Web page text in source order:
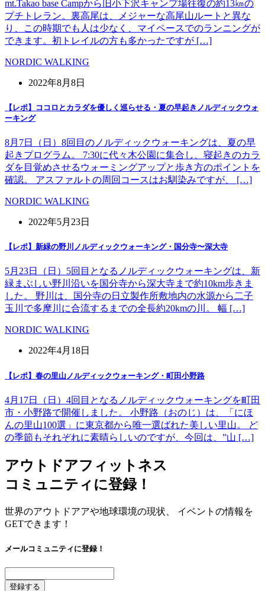
mt.Takao base Campから旧小下沢キャンプ場往復の約13㎞の
プチトレラン。裏高尾は、メジャーな高尾山ルートと異な
り、この時期でも人は少なく、マイペースでのランニングが
できます。初トレイルの方も多かったですが […]
NORDIC WALKING
2022年8月8日
【レポ】ココロとカラダを優しく巡らせる・夏の早起きノルディックウォ
ーキング
8月7日（日）8回目のノルディックウォーキングは、夏の早
起きプログラム。 7:30に代々木公園に集合し、寝起きのカラ
ダを目覚めさせるウォーミングアップと歩き方のポイントを
確認。 アスファルトの周回コースはお馴染みですが、 […]
NORDIC WALKING
2022年5月23日
【レポ】新緑の野川ノルディックウォーキング・国分寺〜深大寺
5月23日（日）5回目となるノルディックウォーキングは、新
緑まぶしい野川沿いを国分寺から深大寺まで約10km歩きま
した。 野川は、国分寺の日立製作所敷地内の水源から二子
玉川で多摩川に合流するまでの全長約20kmの川。 幅 […]
NORDIC WALKING
2022年4月18日
【レポ】春の里山ノルディックウォーキング・町田小野路
4月17日（日）4回目となるノルディックウォーキングを町田
市・小野路で開催しました。 小野路（おのじ）は、「にほ
んの里山100選」に東京都から唯一選ばれた美しい里山。 ど
の季節もそれぞれに素晴らしいのですが、今回は、”山 […]
アウトドアフィットネス
コミュニティに登録！
世界のアウトドアアや地球環境の現状、 イベントの情報を
GETできます！
メールコミュニティに登録！